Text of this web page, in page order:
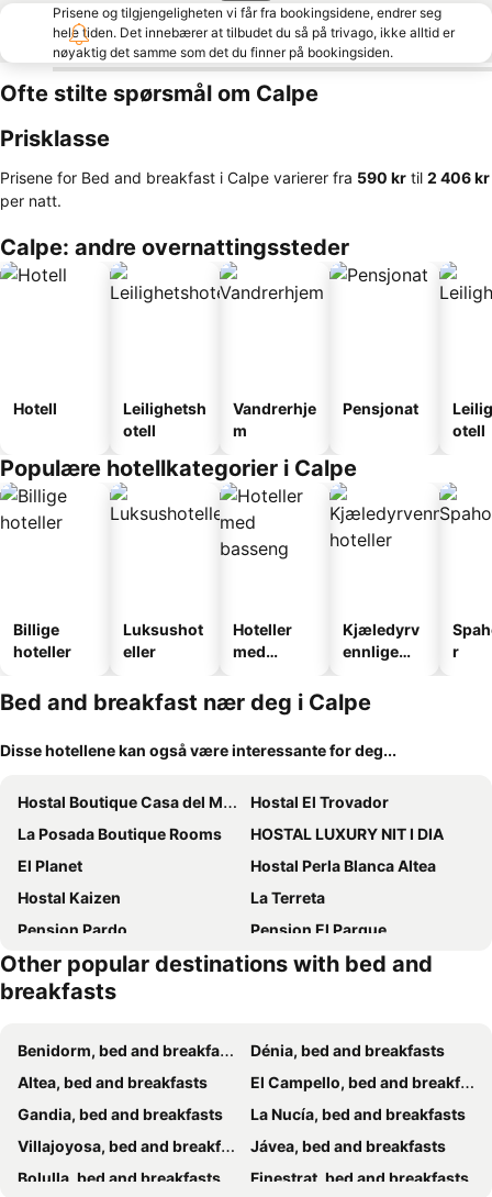
Prisene og tilgjengeligheten vi får fra bookingsidene, endrer seg
hele tiden. Det innebærer at tilbudet du så på trivago, ikke alltid er
nøyaktig det samme som det du finner på bookingsiden.
Ofte stilte spørsmål om Calpe
Prisklasse
Prisene for Bed and breakfast i Calpe varierer fra ‎590 kr til ‎2 406 kr
per natt.
Calpe: andre overnattingssteder
Hotell
Leilighetsh
otell
Vandrerhje
m
Pensjonat
otell
Populære hotellkategorier i Calpe
Billige
hoteller
Luksushot
eller
Hoteller
med
Kjæledyrv
ennlige
r
Bed and breakfast nær deg i Calpe
Disse hotellene kan også være interessante for deg...
Hostal Boutique Casa del Mar Altea
Hostal El Trovador
La Posada Boutique Rooms
HOSTAL LUXURY NIT I DIA
El Planet
Hostal Perla Blanca Altea
Hostal Kaizen
La Terreta
Pension Pardo
Pension El Parque
Torre de Arriba Casa Rural
Villa Vista Calpe
Casa los Pinos Calpe Playa
Boutique B&B Número Cuatro
Buena Idea - Adults Only
Finca Klara, Boutiquehotel - Apartment -Javea-Moraira-
La Puerta Azul
Other popular destinations with bed and
breakfasts
Benidorm, bed and breakfasts
Dénia, bed and breakfasts
Altea, bed and breakfasts
El Campello, bed and breakfasts
Gandia, bed and breakfasts
La Nucía, bed and breakfasts
Villajoyosa, bed and breakfasts
Jávea, bed and breakfasts
Bolulla, bed and breakfasts
Finestrat, bed and breakfasts